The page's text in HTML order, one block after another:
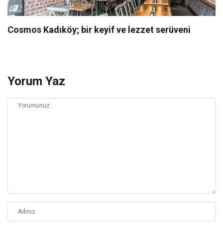
Cosmos Kadıköy; bir keyif ve lezzet serüveni
Yorum Yaz